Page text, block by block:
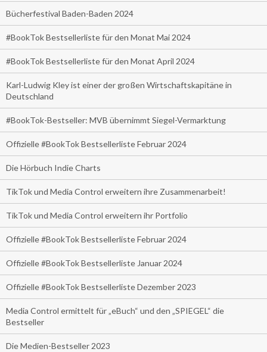
Bücherfestival Baden-Baden 2024
#BookTok Bestsellerliste für den Monat Mai 2024
#BookTok Bestsellerliste für den Monat April 2024
Karl-Ludwig Kley ist einer der großen Wirtschaftskapitäne in
Deutschland
#BookTok-Bestseller: MVB übernimmt Siegel-Vermarktung
Offizielle #BookTok Bestsellerliste Februar 2024
Die Hörbuch Indie Charts
TikTok und Media Control erweitern ihre Zusammenarbeit!
TikTok und Media Control erweitern ihr Portfolio
Offizielle #BookTok Bestsellerliste Februar 2024
Offizielle #BookTok Bestsellerliste Januar 2024
Offizielle #BookTok Bestsellerliste Dezember 2023
Media Control ermittelt für „eBuch“ und den „SPIEGEL“ die
Bestseller
Die Medien-Bestseller 2023